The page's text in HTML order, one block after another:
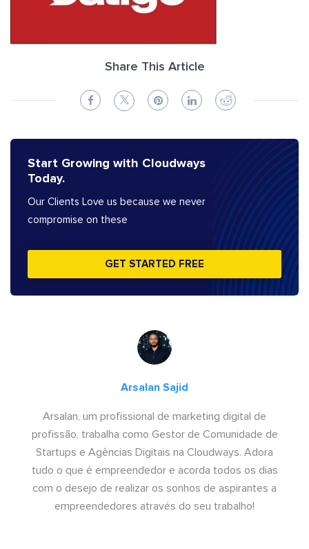
Share This Article
Start Growing with Cloudways
Today.
Our Clients Love us because we never
compromise on these
GET STARTED FREE
Arsalan Sajid
Arsalan, um profissional de marketing digital de
profissão, trabalha como Gestor de Comunidade de
Startups e Agências Digitais na Cloudways. Adora
tudo o que é empreendedor e acorda todos os dias
com o desejo de realizar os sonhos de aspirantes a
empreendedores através do seu trabalho!